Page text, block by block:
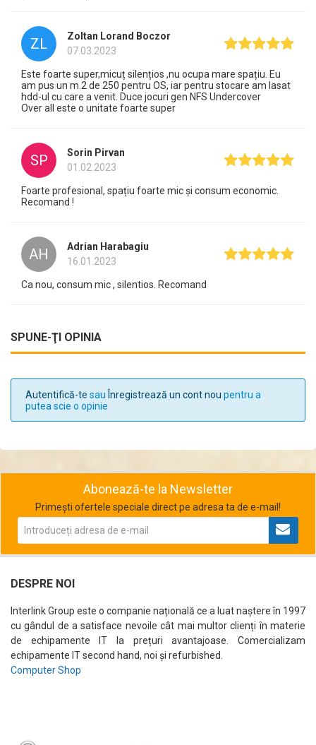
ZL
Zoltan Lorand Boczor
07.03.2023
Este foarte super,micuț silențios ,nu ocupa mare spațiu. Eu
am pus un m.2 de 250 pentru OS, iar pentru stocare am lasat
hdd-ul cu care a venit. Duce jocuri gen NFS Undercover
Over all este o unitate foarte super
SP
Sorin Pirvan
01.02.2023
Foarte profesional, spațiu foarte mic și consum economic.
Recomand !
AH
Adrian Harabagiu
16.01.2023
Ca nou, consum mic , silentios. Recomand
SPUNE-ŢI OPINIA
Autentifică-te sauÎnregistrează un cont nou pentru a
putea scie o opinie
Abonează-te la Newsletter
Primești ofertele speciale direct pe adresa ta de e-mail!
DESPRE NOI
Interlink Group este o companie națională ce a luat naștere în 1997
cu gândul de a satisface nevoile cât mai multor clienți în materie
de echipamente IT la prețuri avantajoase. Comercializam
echipamente IT second hand, noi și refurbished.
Computer Shop